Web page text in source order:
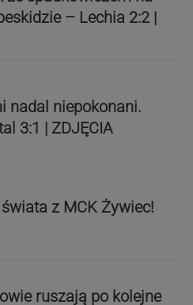
– Lechia 2:2 |
nadal niepokonani.
3:1 | ZDJĘCIA
z MCK Żywiec!
ruszają po kolejne